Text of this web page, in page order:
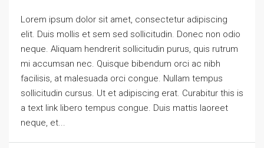
Lorem ipsum dolor sit amet, consectetur adipiscing
elit. Duis mollis et sem sed sollicitudin. Donec non odio
neque. Aliquam hendrerit sollicitudin purus, quis rutrum
mi accumsan nec. Quisque bibendum orci ac nibh
facilisis, at malesuada orci congue. Nullam tempus
sollicitudin cursus. Ut et adipiscing erat. Curabitur this is
a text link libero tempus congue. Duis mattis laoreet
neque, et...